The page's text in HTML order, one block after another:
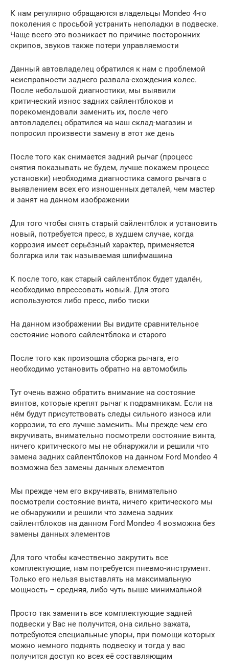
К нам регулярно обращаются владельцы Mondeo 4-го
поколения с просьбой устранить неполадки в подвеске.
Чаще всего это возникает по причине посторонних
скрипов, звуков также потери управляемости
Данный автовладелец обратился к нам с проблемой
неисправности заднего развала-схождения колес.
После небольшой диагностики, мы выявили
критический износ задних сайлентблоков и
порекомендовали заменить их, после чего
автовладелец обратился на наш склад-магазин и
попросил произвести замену в этот же день
После того как снимается задний рычаг (процесс
снятия показывать не будем, лучше покажем процесс
установки) необходима диагностика самого рычага с
выявлением всех его изношенных деталей, чем мастер
и занят на данном изображении
Для того чтобы снять старый сайлентблок и установить
новый, потребуется пресс, в худшем случае, когда
коррозия имеет серьёзный характер, применяется
болгарка или так называемая шлифмашина
К после того, как старый сайлентблок будет удалён,
необходимо впрессовать новый. Для этого
используются либо пресс, либо тиски
На данном изображении Вы видите сравнительное
состояние нового сайлентблока и старого
После того как произошла сборка рычага, его
необходимо установить обратно на автомобиль
Тут очень важно обратить внимание на состояние
винтов, которые крепят рычаг к подрамникам. Если на
нём будут присутствовать следы сильного износа или
коррозии, то его лучше заменить. Мы прежде чем его
вкручивать, внимательно посмотрели состояние винта,
ничего критического мы не обнаружили и решили что
замена задних сайлентблоков на данном Ford Mondeo 4
возможна без замены данных элементов
Мы прежде чем его вкручивать, внимательно
посмотрели состояние винта, ничего критического мы
не обнаружили и решили что замена задних
сайлентблоков на данном Ford Mondeo 4 возможна без
замены данных элементов
Для того чтобы качественно закрутить все
комплектующие, нам потребуется пневмо-инструмент.
Только его нельзя выставлять на максимальную
мощность – средняя, либо чуть выше минимальной
Просто так заменить все комплектующие задней
подвески у Вас не получится, она сильно зажата,
потребуются специальные упоры, при помощи которых
можно немного поднять подвеску и тогда у вас
получится доступ ко всех её составляющим